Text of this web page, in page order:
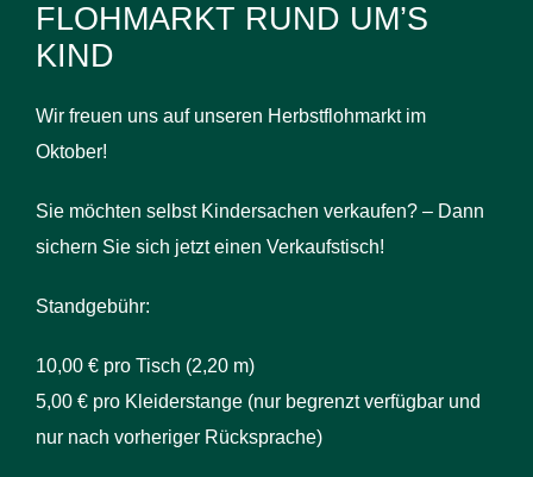
FLOHMARKT RUND UM’S
KIND
Wir freuen uns auf unseren Herbstflohmarkt im
Oktober!
Sie möchten selbst Kindersachen verkaufen? – Dann
sichern Sie sich jetzt einen Verkaufstisch!
Standgebühr:
10,00 € pro Tisch (2,20 m)
5,00 € pro Kleiderstange (nur begrenzt verfügbar und
nur nach vorheriger Rücksprache)